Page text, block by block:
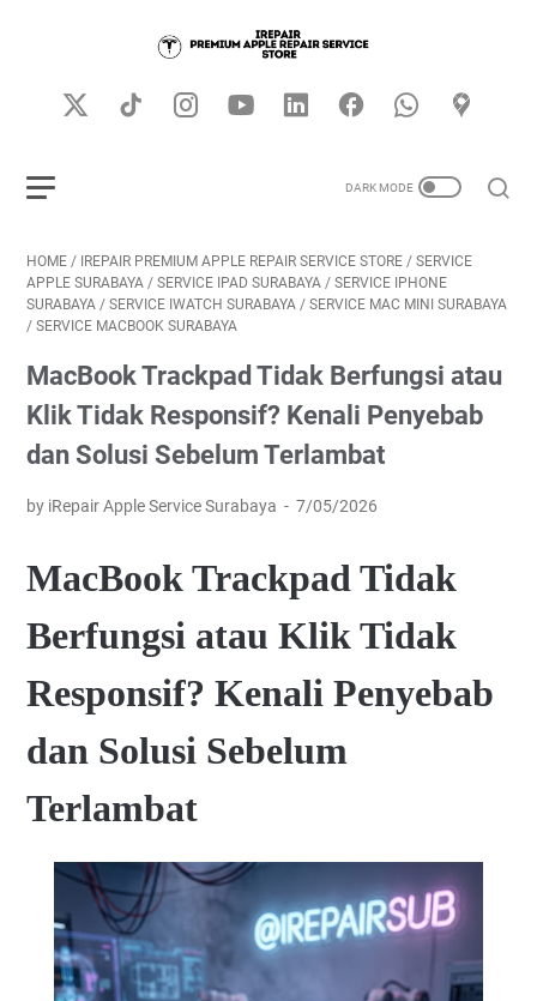
HOME / IREPAIR PREMIUM APPLE REPAIR SERVICE STORE / SERVICE
APPLE SURABAYA / SERVICE IPAD SURABAYA / SERVICE IPHONE
SURABAYA / SERVICE IWATCH SURABAYA / SERVICE MAC MINI SURABAYA
/ SERVICE MACBOOK SURABAYA
MacBook Trackpad Tidak Berfungsi atau
Klik Tidak Responsif? Kenali Penyebab
dan Solusi Sebelum Terlambat
by iRepair Apple Service Surabaya 7/05/2026
MacBook Trackpad Tidak
Berfungsi atau Klik Tidak
Responsif? Kenali Penyebab
dan Solusi Sebelum
Terlambat